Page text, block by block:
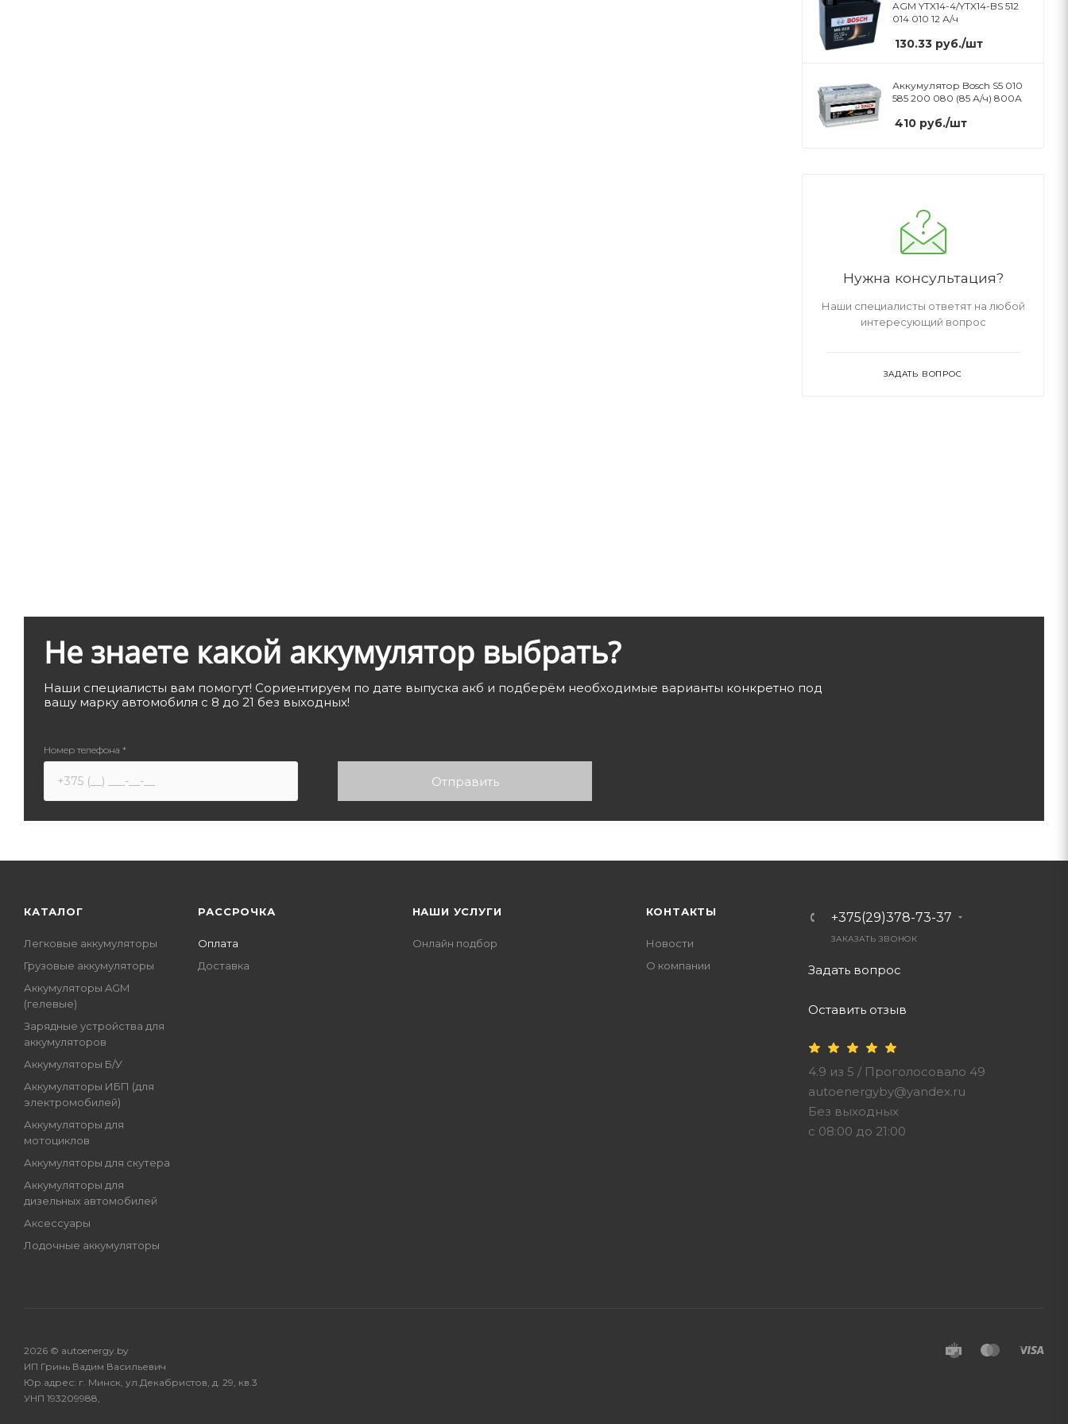
AGM YTX14-4/YTX14-BS 512
014 010 12 А/ч
130.33 руб./шт
Аккумулятор Bosch S5 010
585 200 080 (85 А/ч) 800А
410 руб./шт
Нужна консультация?
Наши специалисты ответят на любой
интересующий вопрос
ЗАДАТЬ ВОПРОС
Не знаете какой аккумулятор выбрать?
Наши специалисты вам помогут! Сориентируем по дате выпуска акб и подберём необходимые варианты конкретно под
вашу марку автомобиля с 8 до 21 без выходных!
Номер телефона *
КАТАЛОГ
Легковые аккумуляторы
Грузовые аккумуляторы
Аккумуляторы AGM
(гелевые)
Зарядные устройства для
аккумуляторов
Аккумуляторы Б/У
Аккумуляторы ИБП (для
электромобилей)
Аккумуляторы для
мотоциклов
Аккумуляторы для скутера
Аккумуляторы для
дизельных автомобилей
Аксессуары
Лодочные аккумуляторы
РАССРОЧКА
Оплата
Доставка
НАШИ УСЛУГИ
Онлайн подбор
КОНТАКТЫ
Новости
О компании
+375(29)378-73-37
ЗАКАЗАТЬ ЗВОНОК
Задать вопрос
Оставить отзыв
4.9 из 5 / Проголосовало 49
autoenergyby@yandex.ru
Без выходных
с 08:00 до 21:00
2026 © autoenergy.by
ИП Гринь Вадим Васильевич
Юр.адрес: г. Минск, ул.Декабристов, д. 29, кв.3
УНП 193209988,